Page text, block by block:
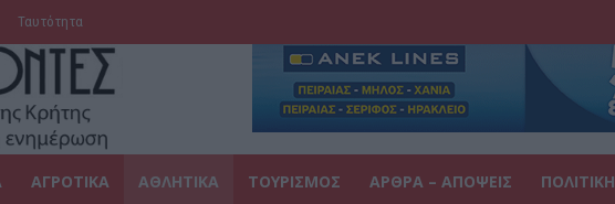
Ταυτότητα
ΑΓΡΟΤΙΚΑ ΑΘΛΗΤΙΚΑ ΤΟΥΡΙΣΜΟΣ ΑΡΘΡΑ – ΑΠΟΨΕΙΣ ΠΟΛΙΤΙΚΗ